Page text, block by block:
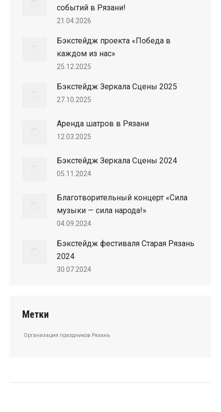
событий в Рязани!
21.04.2026
Бэкстейдж проекта «Победа в
каждом из нас»
25.12.2025
Бэкстейдж Зеркала Сцены 2025
27.10.2025
Аренда шатров в Рязани
12.03.2025
Бэкстейдж Зеркала Сцены 2024
05.11.2024
Благотворительный концерт «Сила
музыки — сила народа!»
04.09.2024
Бэкстейдж фестиваля Старая Рязань
2024
30.07.2024
Метки
Организация праздников Рязань